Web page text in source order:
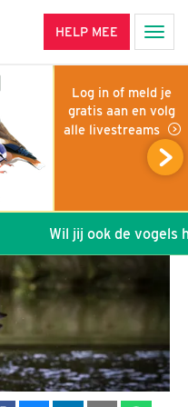
HELP MEE
Log in of meld je
gratis aan en volg
alle livestreams
Wil jij ook de vogels